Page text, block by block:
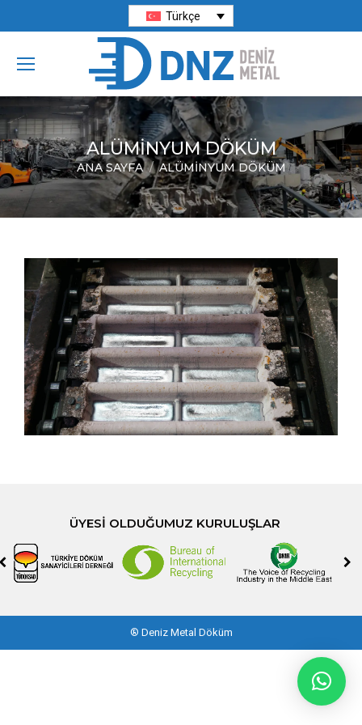
Türkçe
ALÜMINYUM DÖKÜM
You are here:
ANA SAYFA ALÜMINYUM DÖKÜM
ÜYESI OLDUĞUMUZ KURULUŞLAR
® Deniz Metal Döküm